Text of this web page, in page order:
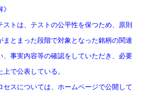
ストは、テストの公平性を保つため、原則
まとまった段階で対象となった銘柄の関連
、事実内容等の確認をしていただき、必要
で公表している。
セスについては、ホームページで公開して